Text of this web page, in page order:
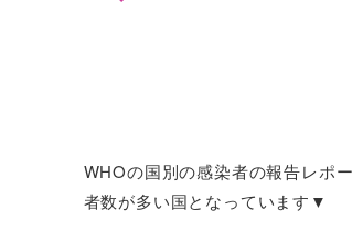
WHOの国別の感染者の報告レポ
者数が多い国となっています▼